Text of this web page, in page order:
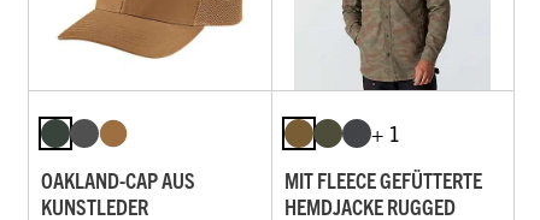
OAKLAND-CAP AUS
KUNSTLEDER
+ 1
MIT FLEECE GEFÜTTERTE
HEMDJACKE RUGGED